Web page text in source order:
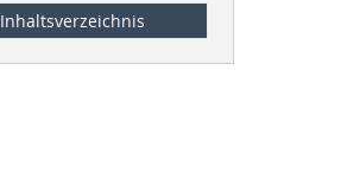
Inhaltsverzeichnis